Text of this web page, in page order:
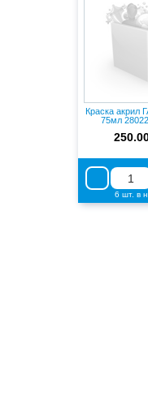
Краска акрил
75мл
6 шт. в